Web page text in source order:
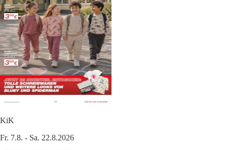
KiK
Fr. 7.8. - Sa. 22.8.2026